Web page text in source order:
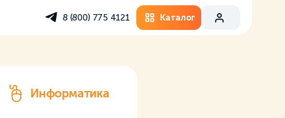
8 (800) 775 4121 Каталог
Информатика